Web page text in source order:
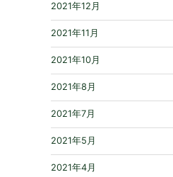
2021年12月
2021年11月
2021年10月
2021年8月
2021年7月
2021年5月
2021年4月